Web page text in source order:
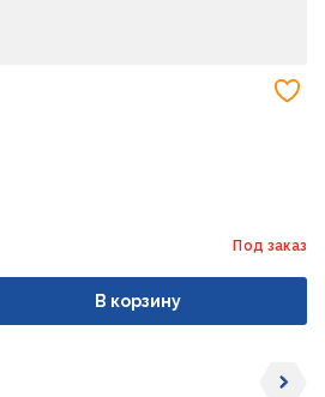
Под заказ
В корзину